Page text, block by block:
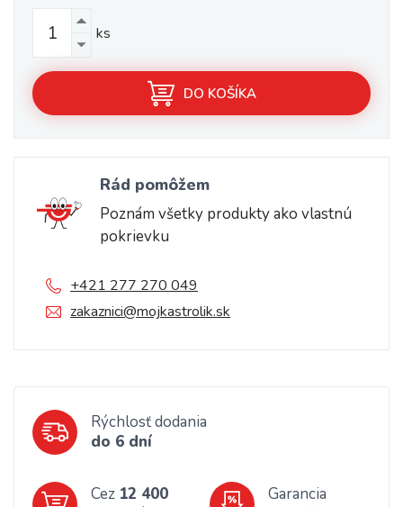
ks
DO KOŠÍKA
Rád pomôžem
Poznám všetky produkty ako vlastnú
pokrievku
+421 277 270 049
zakaznici@mojkastrolik.sk
Rýchlosť dodania
do 6 dní
Cez 12 400
Garancia